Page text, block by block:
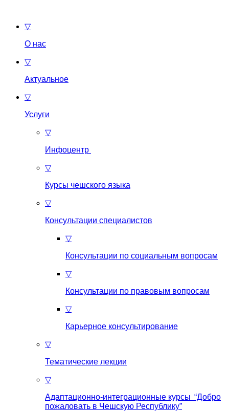
▽
О нас
▽
Актуальное
▽
Услуги
▽
Инфоцентр
▽
Курсы чешского языка
▽
Консультации специалистов
▽
Консультации по социальным вопросам
▽
Консультации по правовым вопросам
▽
Карьерное консультирование
▽
Тематические лекции
▽
Адаптационно-интеграционные курсы “Добро
пожаловать в Чешскую Республику”